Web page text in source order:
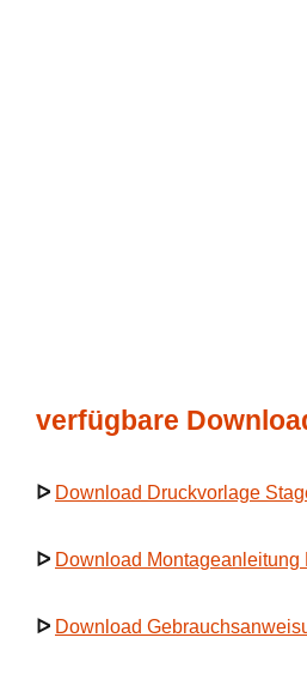
verfügbare
ᐅ Download Druckvorlage
ᐅ Download Montageanleitung
ᐅ Download